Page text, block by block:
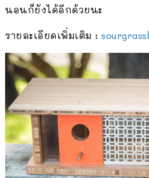
นอนก็ยังได้อีกด้วยนะ
รายละเอียดเพิ่มเติม :